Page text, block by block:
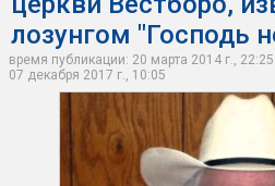
лозунгом "Господь
время публикации: 20 марта 2014 г.,
07 декабря 2017 г., 10:05